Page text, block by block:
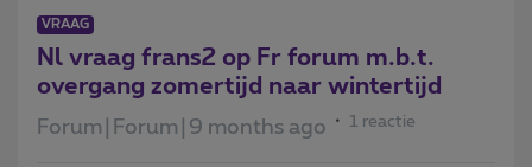
VRAAG
Nl vraag frans2 op Fr forum m.b.t.
overgang zomertijd naar wintertijd
Forum|Forum|9 months ago 1 reactie